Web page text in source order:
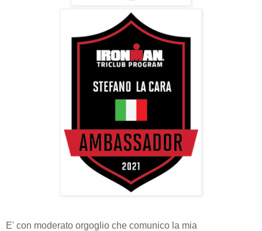
E' con moderato orgoglio che comunico la mia